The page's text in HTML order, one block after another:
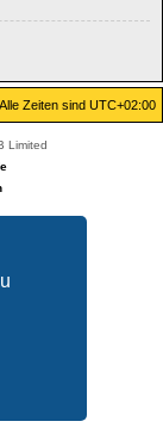
Alle Zeiten sind UTC+02:00
Limited